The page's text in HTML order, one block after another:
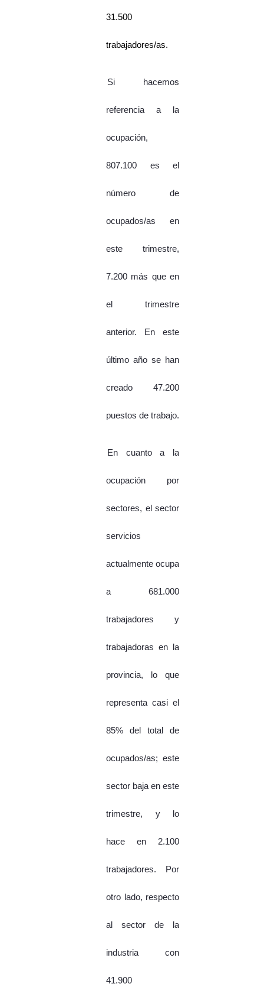
31.500
trabajadores/as.
Si hacemos
referencia a la
ocupación,
807.100 es el
número de
ocupados/as en
este trimestre,
7.200 más que en
el trimestre
anterior. En este
último año se han
creado 47.200
puestos de trabajo.
En cuanto a la
ocupación por
sectores, el sector
servicios
actualmente ocupa
a 681.000
trabajadores y
trabajadoras en la
provincia, lo que
representa casi el
85% del total de
ocupados/as; este
sector baja en este
trimestre, y lo
hace en 2.100
trabajadores. Por
otro lado, respecto
al sector de la
industria con
41.900